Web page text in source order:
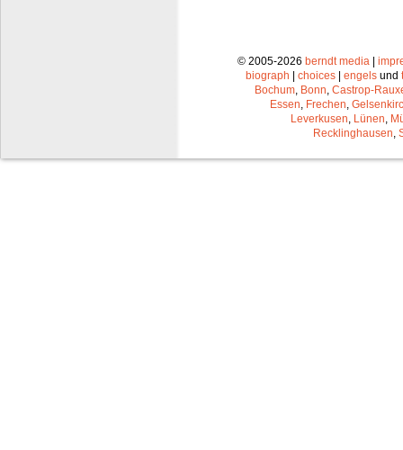
© 2005-2026 berndt media |
biograph | choices | engels und
Bochum Bonn Castrop-
Essen Frechen
Leverkusen Lünen
Recklinghausen